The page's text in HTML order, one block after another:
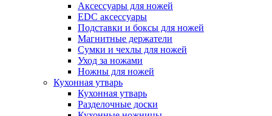
Аксессуары для ножей
EDC аксессуары
Подставки и боксы для ножей
Магнитные держатели
Сумки и чехлы для ножей
Уход за ножами
Ножны для ножей
Кухонная утварь
Кухонная утварь
Разделочные доски